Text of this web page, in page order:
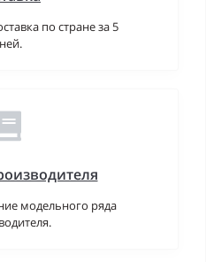
по стране за 5
модельного ряда